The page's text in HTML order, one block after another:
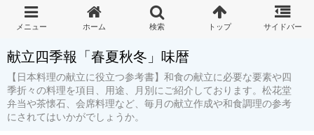
献立四季報「春夏秋冬」味暦
【日本料理の献立に役立つ参考書】和食の献立に必要な要素や四
季折々の料理を項目、用途、月別にご紹介しております。松花堂
弁当や茶懐石、会席料理など、毎月の献立作成や和食調理の参考
にされてはいかがでしょうか。